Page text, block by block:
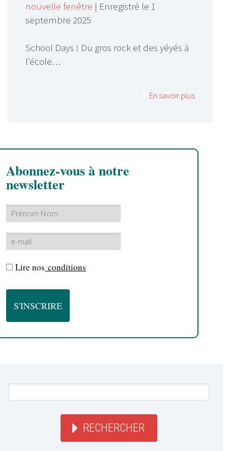
SHARE
LINK
EMBED
nouvelle fenêtre | Enregistré le 1
septembre 2025
School Days ! Du gros rock et des yéyés à
l’école…
En savoir plus
Abonnez-vous à notre
newsletter
Lire nos conditions
RECHERCHER